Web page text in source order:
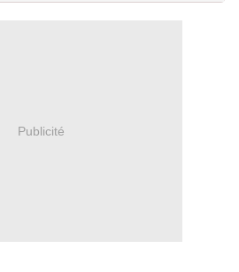
Publicité